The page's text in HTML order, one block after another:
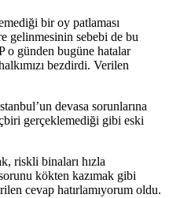
bir oy patlaması
gelinmesinin sebebi de bu
o günden bugüne hatalar
bezdirdi. Verilen
devasa sorunlarına
gerçeklemediği gibi eski
riskli binaları hızla
kökten kazımak gibi
cevap hatırlamıyorum oldu.